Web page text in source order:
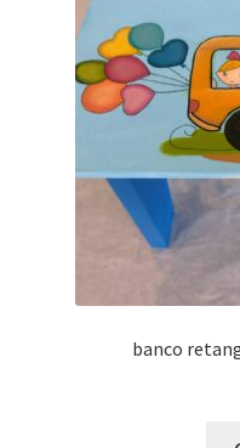
banco